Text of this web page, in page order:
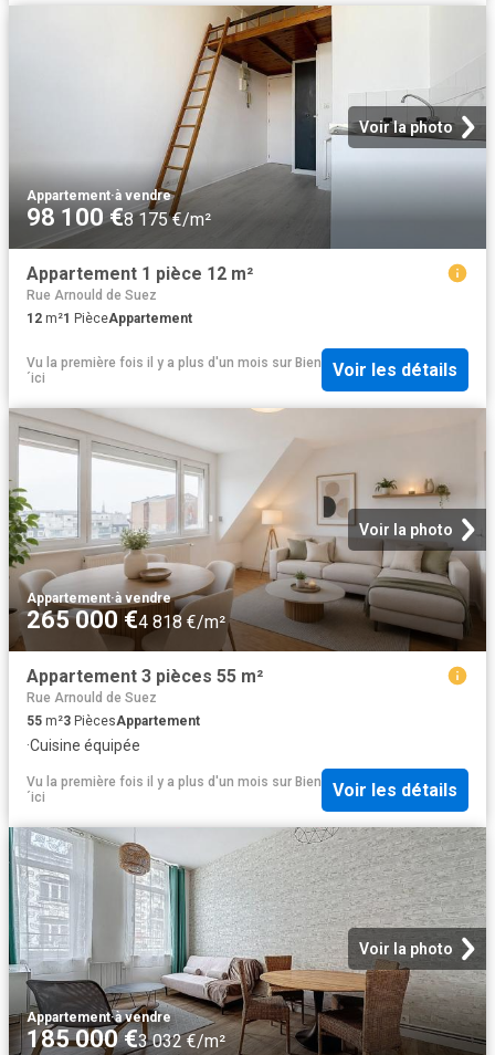
Voir la photo
Appartement·à vendre
98 100 €8 175 €/m²
Appartement 1 pièce 12 m²
Rue Arnould de Suez
12 m²1 PièceAppartement
Vu la première fois il y a plus d'un mois sur Bien
´ici
Voir les détails
Voir la photo
Appartement·à vendre
265 000 €4 818 €/m²
Appartement 3 pièces 55 m²
Rue Arnould de Suez
55 m²3 PiècesAppartement
·Cuisine équipée
Vu la première fois il y a plus d'un mois sur Bien
´ici
Voir les détails
Voir la photo
Appartement·à vendre
185 000 €3 032 €/m²